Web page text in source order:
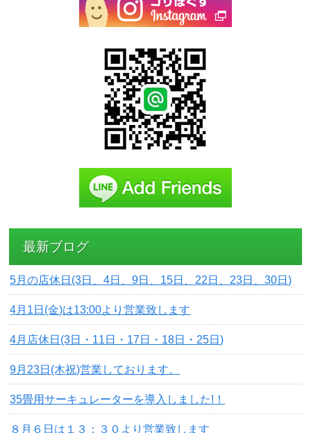
最新ブログ
5月の店休日(3日、4日、9日、15日、22日、23日、30日)
4月1日(金)は13:00より営業致します
4月店休日(3日・11日・17日・18日・25日)
9月23日(木祝)営業しております。
35畳用サーキュレーターを導入しました!！
８月６日は１３：３０より営業致します